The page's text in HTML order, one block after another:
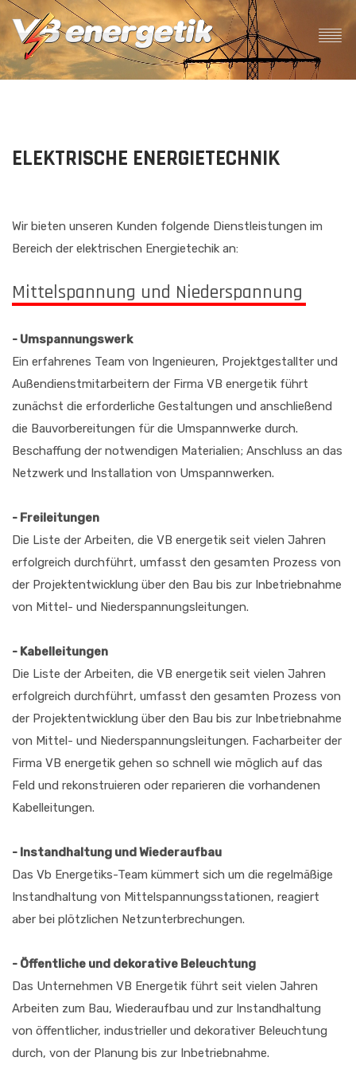
ELEKTRISCHE ENERGIETECHNIK
Wir bieten unseren Kunden folgende Dienstleistungen im
Bereich der elektrischen Energietechik an:
Mittelspannung und Niederspannung
- Umspannungswerk
Ein erfahrenes Team von Ingenieuren, Projektgestallter und
Außendienstmitarbeitern der Firma VB energetik führt
zunächst die erforderliche Gestaltungen und anschließend
die Bauvorbereitungen für die Umspannwerke durch.
Beschaffung der notwendigen Materialien; Anschluss an das
Netzwerk und Installation von Umspannwerken.
- Freileitungen
Die Liste der Arbeiten, die VB energetik seit vielen Jahren
erfolgreich durchführt, umfasst den gesamten Prozess von
der Projektentwicklung über den Bau bis zur Inbetriebnahme
von Mittel- und Niederspannungsleitungen.
- Kabelleitungen
Die Liste der Arbeiten, die VB energetik seit vielen Jahren
erfolgreich durchführt, umfasst den gesamten Prozess von
der Projektentwicklung über den Bau bis zur Inbetriebnahme
von Mittel- und Niederspannungsleitungen. Facharbeiter der
Firma VB energetik gehen so schnell wie möglich auf das
Feld und rekonstruieren oder reparieren die vorhandenen
Kabelleitungen.
- Instandhaltung und Wiederaufbau
Das Vb Energetiks-Team kümmert sich um die regelmäßige
Instandhaltung von Mittelspannungsstationen, reagiert
aber bei plötzlichen Netzunterbrechungen.
- Öffentliche und dekorative Beleuchtung
Das Unternehmen VB Energetik führt seit vielen Jahren
Arbeiten zum Bau, Wiederaufbau und zur Instandhaltung
von öffentlicher, industrieller und dekorativer Beleuchtung
durch, von der Planung bis zur Inbetriebnahme.